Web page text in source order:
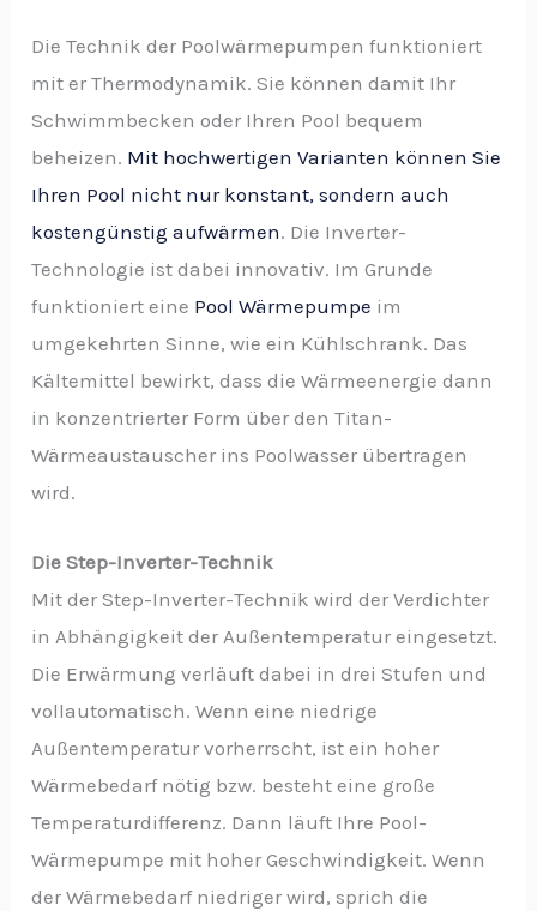
Die Technik der Poolwärmepumpen funktioniert
mit er Thermodynamik. Sie können damit Ihr
Schwimmbecken oder Ihren Pool bequem
beheizen. Mit hochwertigen Varianten können Sie
Ihren Pool nicht nur konstant, sondern auch
kostengünstig aufwärmen. Die Inverter-
Technologie ist dabei innovativ. Im Grunde
funktioniert eine Pool Wärmepumpe im
umgekehrten Sinne, wie ein Kühlschrank. Das
Kältemittel bewirkt, dass die Wärmeenergie dann
in konzentrierter Form über den Titan-
Wärmeaustauscher ins Poolwasser übertragen
wird.
Die Step-Inverter-Technik
Mit der Step-Inverter-Technik wird der Verdichter
in Abhängigkeit der Außentemperatur eingesetzt.
Die Erwärmung verläuft dabei in drei Stufen und
vollautomatisch. Wenn eine niedrige
Außentemperatur vorherrscht, ist ein hoher
Wärmebedarf nötig bzw. besteht eine große
Temperaturdifferenz. Dann läuft Ihre Pool-
Wärmepumpe mit hoher Geschwindigkeit. Wenn
der Wärmebedarf niedriger wird, sprich die